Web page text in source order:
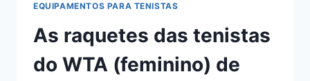
EQUIPAMENTOS PARA TENISTAS
As raquetes das tenistas
do WTA (feminino) de